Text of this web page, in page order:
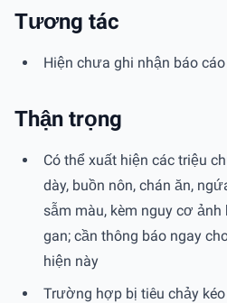
Tương tác
Hiện chưa ghi nhận báo
Thận trọng
Có thể xuất hiện các triệu
dày, buồn nôn, chán ăn,
sẫm màu, kèm nguy cơ
gan; cần thông báo ngay
hiện này
Trường hợp bị tiêu chảy